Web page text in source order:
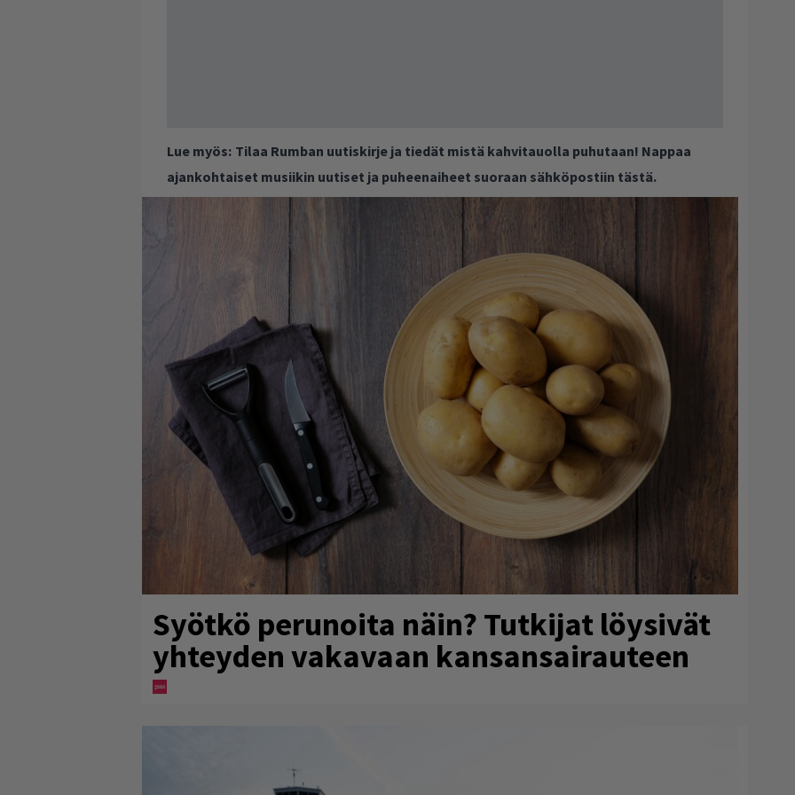
Lue myös: Tilaa Rumban uutiskirje ja tiedät mistä kahvitauolla puhutaan! Nappaa
ajankohtaiset musiikin uutiset ja puheenaiheet suoraan sähköpostiin tästä.
Syötkö perunoita näin? Tutkijat löysivät
yhteyden vakavaan kansansairauteen